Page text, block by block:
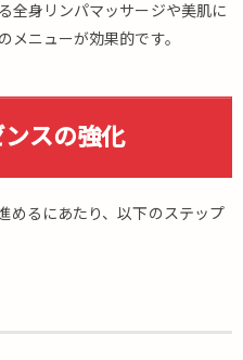
全身リンパマッサージや美肌に
メニューが効果的です。
スの強化
めるにあたり、以下のステップ